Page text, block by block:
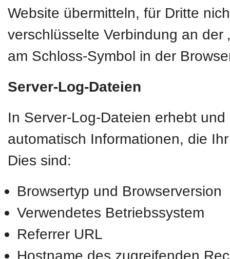
Website übermitteln, für Dritte
verschlüsselte Verbindung an der
am Schloss-Symbol in der
Server-Log-Dateien
In Server-Log-Dateien erhebt
automatisch Informationen, die
Dies sind:
Browsertyp und Browserversion
Verwendetes Betriebssystem
Referrer URL
Hostname des zugreifenden